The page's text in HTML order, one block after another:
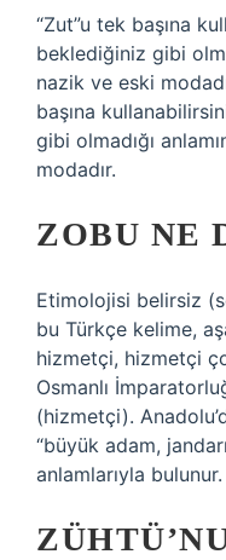
“Zut”u tek başına
beklediğiniz gibi
nazik ve eski
başına
gibi olmadığı
modadır.
ZOBU NE
Etimolojisi belirsiz
bu Türkçe kelime,
hizmetçi, hizmetçi
Osmanlı
(hizmetçi).
“büyük adam,
anlamlarıyla bulunur.